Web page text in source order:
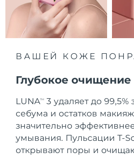
ВАШЕЙ КОЖЕ
Глубокое очищение
LUNATM
3 удаляет до 99,5%
себума и остатков
значительно
умывания. Пульсации T-
открывают поры и
Нидерланды
Новая Зеландия
Норвегия
Оман
Филиппины